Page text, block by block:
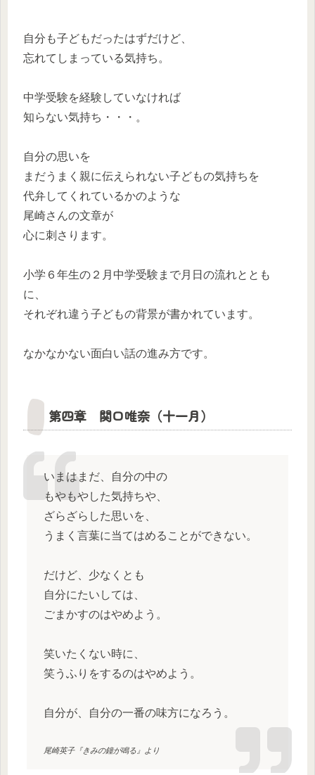
自分も子どもだったはずだけど、
忘れてしまっている気持ち。
中学受験を経験していなければ
知らない気持ち・・・。
自分の思いを
まだうまく親に伝えられない子どもの気持ちを
代弁してくれているかのような
尾崎さんの文章が
心に刺さります。
小学６年生の２月中学受験まで月日の流れととも
に、
それぞれ違う子どもの背景が書かれています。
なかなかない面白い話の進み方です。
第四章 関口唯奈（十一月）
いまはまだ、自分の中の
もやもやした気持ちや、
ざらざらした思いを、
うまく言葉に当てはめることができない。
だけど、少なくとも
自分にたいしては、
ごまかすのはやめよう。
笑いたくない時に、
笑うふりをするのはやめよう。
自分が、自分の一番の味方になろう。
尾崎英子『きみの鐘が鳴る』より